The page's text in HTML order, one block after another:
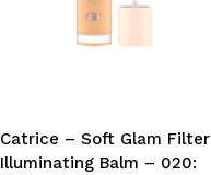
Catrice – Soft Glam Filter
Illuminating Balm – 020: